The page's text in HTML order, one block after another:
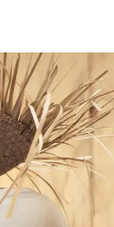
cupe e